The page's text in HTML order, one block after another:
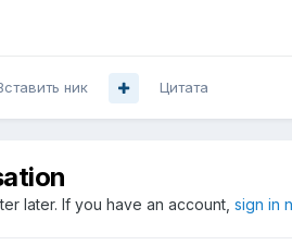
ник Цитата
later. If you have an account, sign in